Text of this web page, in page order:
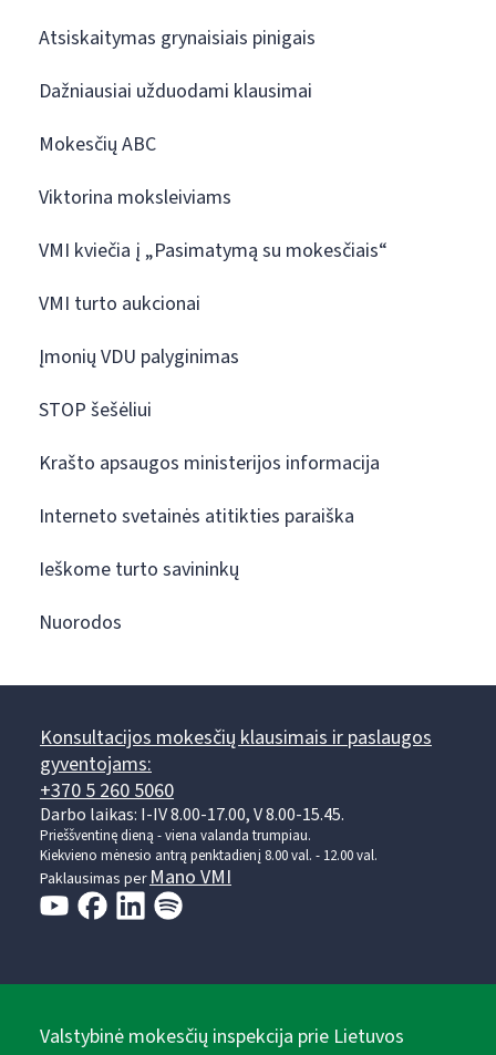
Atsiskaitymas grynaisiais pinigais
Dažniausiai užduodami klausimai
Mokesčių ABC
Viktorina moksleiviams
VMI kviečia į „Pasimatymą su mokesčiais“
VMI turto aukcionai
Įmonių VDU palyginimas
STOP šešėliui
Krašto apsaugos ministerijos informacija
Interneto svetainės atitikties paraiška
Ieškome turto savininkų
Nuorodos
Konsultacijos mokesčių klausimais ir paslaugos
gyventojams:
+370 5 260 5060
Darbo laikas: I-IV 8.00-17.00, V 8.00-15.45.
Prieššventinę dieną - viena valanda trumpiau.
Kiekvieno mėnesio antrą penktadienį 8.00 val. - 12.00 val.
Paklausimas perMano VMI
Valstybinė mokesčių inspekcija prie Lietuvos